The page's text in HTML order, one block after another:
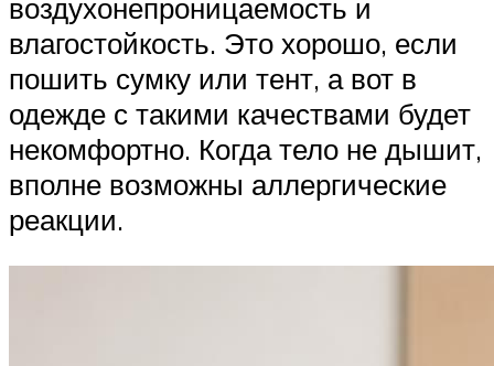
воздухонепроницаемость и
влагостойкость. Это хорошо, если
пошить сумку или тент, а вот в
одежде с такими качествами будет
некомфортно. Когда тело не дышит,
вполне возможны аллергические
реакции.